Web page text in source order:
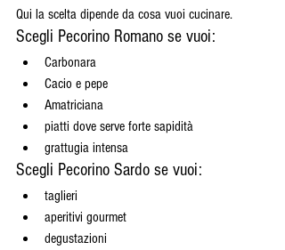
Qui la scelta dipende da cosa vuoi cucinare.
Scegli Pecorino Romano se vuoi:
Carbonara
Cacio e pepe
Amatriciana
piatti dove serve forte sapidità
grattugia intensa
Scegli Pecorino Sardo se vuoi:
taglieri
aperitivi gourmet
degustazioni